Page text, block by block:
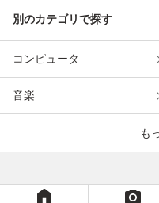
別のカテゴリで探す
コンピュータ
音楽
も